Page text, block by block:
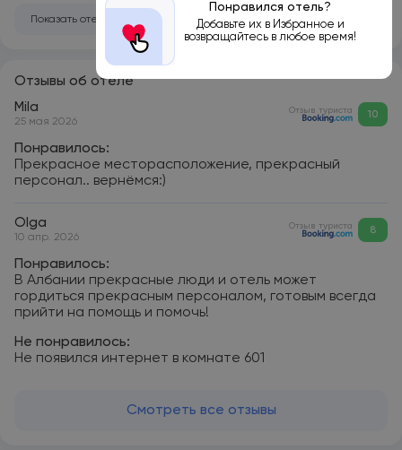
Понравился отель?
Добавьте их в Избранное и
возвращайтесь в любое время!
Показать отель на карте
Отзывы об отеле
Mila
25 мая 2026
Отзыв туриста 10
Понравилось:
Прекрасное месторасположение, прекрасный
персонал.. вернёмся:)
Olga
10 апр. 2026
Отзыв туриста 8
Понравилось:
В Албании прекрасные люди и отель может
гордиться прекрасным персоналом, готовым всегда
прийти на помощь и помочь!
Не понравилось:
Не появился интернет в комнате 601
Смотреть все отзывы